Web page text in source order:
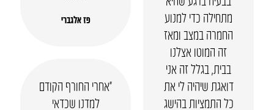
פז אלגברי
מתחילה כדי למנוע
החמרה במצב ומאז
זה המוטו אצלנו
בבית, בגלל זה אני
דואגת שיהיה לי את
כל התמציות בהישג
“אחרי החורף הקודם
למדנו שכדאי